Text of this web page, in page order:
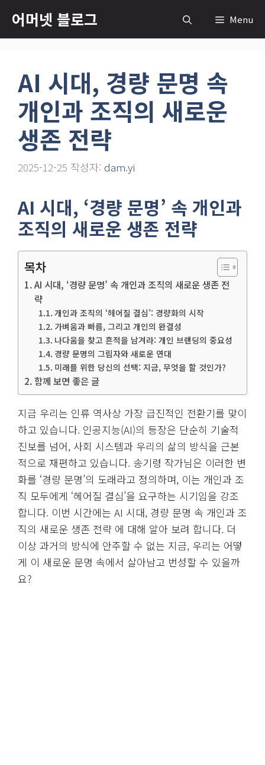
츠
어머넷 블로그 Menu
AI 시대, 경량 문명 속
개인과 조직의 새로운
생존 전략
2025-12-25 작성자: dam.yi
AI 시대, ‘경량 문명’ 속 개인과
조직의 새로운 생존 전략
목차
AI 시대, ‘경량 문명’ 속 개인과 조직의 새로운 생존 전
략
개인과 조직의 ‘헤어질 결심’: 경량화의 시작
가벼움과 빠름, 그리고 개인의 완결성
나다움을 찾고 흔적을 남겨라: 개인 브랜딩의 중요성
경량 문명의 그림자와 새로운 연대
미래를 위한 당신의 선택: 지금, 무엇을 할 것인가?
함께 보면 좋은 글
지금 우리는 인류 역사상 가장 급진적인 전환기를 맞이
하고 있습니다. 인공지능(AI)의 등장은 단순히 기술적
진보를 넘어, 사회 시스템과 우리의 삶의 방식을 근본
적으로 재편하고 있습니다. 송기령 작가님은 이러한 변
화를 ‘경량 문명’의 도래라고 정의하며, 이는 개인과 조
직 모두에게 ‘헤어질 결심’을 요구하는 시기임을 강조
합니다. 이번 시간에는 AI 시대, 경량 문명 속 개인과 조
직의 새로운 생존 전략 에 대해 알아 보려 합니다. 더
이상 과거의 방식에 안주할 수 없는 지금, 우리는 어떻
게 이 새로운 문명 속에서 살아남고 번성할 수 있을까
요?